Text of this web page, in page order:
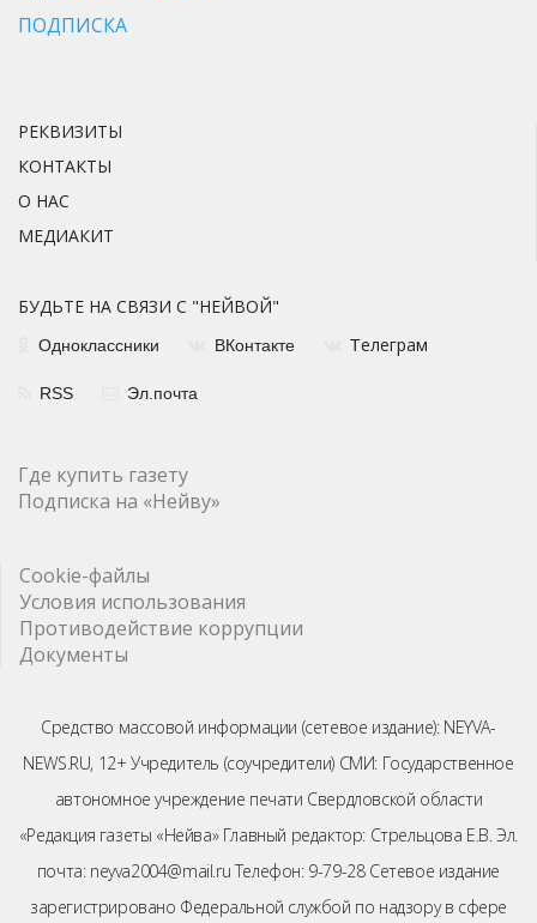
ПОДПИСКА
РЕКВИЗИТЫ
КОНТАКТЫ
О НАС
МЕДИАКИТ
БУДЬТЕ НА СВЯЗИ С "НЕЙВОЙ"
Одноклассники ВКонтакте Телеграм
RSS Эл.почта
Где купить газету
Подписка на «Нейву»
Cookie-файлы
Условия использования
Противодействие коррупции
Документы
Средство массовой информации (сетевое издание): NEYVA-
NEWS.RU, 12+ Учредитель (соучредители) СМИ: Государственное
автономное учреждение печати Свердловской области
«Редакция газеты «Нейва» Главный редактор: Стрельцова Е.В. Эл.
почта: neyva2004@mail.ru Телефон: 9-79-28 Сетевое издание
зарегистрировано Федеральной службой по надзору в сфере